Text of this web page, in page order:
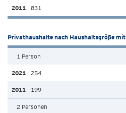
831
Privathaushalte nach Haushaltsgröße mit
1 Person
254
199
2 Personen